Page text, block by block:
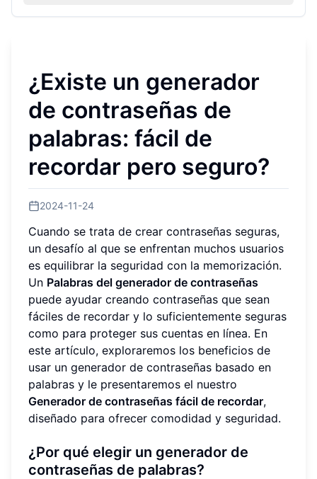
¿Existe un generador
de contraseñas de
palabras: fácil de
recordar pero seguro?
2024-11-24
Cuando se trata de crear contraseñas seguras,
un desafío al que se enfrentan muchos usuarios
es equilibrar la seguridad con la memorización.
Un Palabras del generador de contraseñas
puede ayudar creando contraseñas que sean
fáciles de recordar y lo suficientemente seguras
como para proteger sus cuentas en línea. En
este artículo, exploraremos los beneficios de
usar un generador de contraseñas basado en
palabras y le presentaremos el nuestro
Generador de contraseñas fácil de recordar,
diseñado para ofrecer comodidad y seguridad.
¿Por qué elegir un generador de
contraseñas de palabras?